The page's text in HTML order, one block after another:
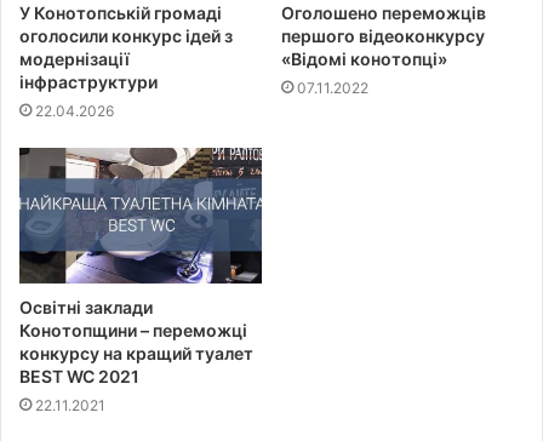
У Конотопській громаді
оголосили конкурс ідей з
модернізації
інфраструктури
22.04.2026
Оголошено переможців
першого відеоконкурсу
«Відомі конотопці»
07.11.2022
Освітні заклади
Конотопщини – переможці
конкурсу на кращий туалет
BEST WC 2021
22.11.2021